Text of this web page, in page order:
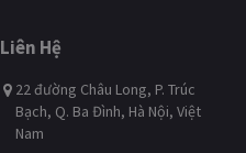
Liên Hệ
22 đường Châu Long, P. Trúc
Bạch, Q. Ba Đình, Hà Nội, Việt
Nam